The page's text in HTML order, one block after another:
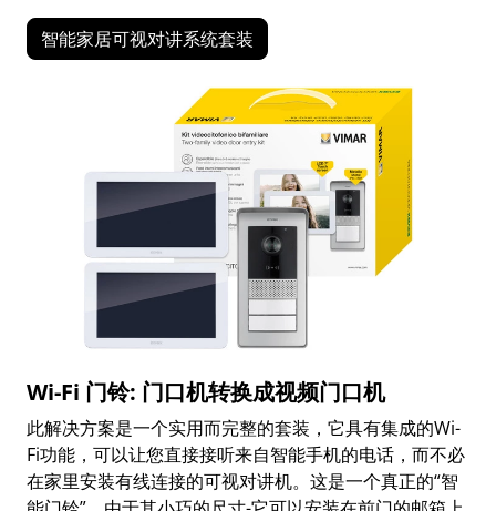
智能家居可视对讲系统套装
Wi-Fi 门铃: 门口机转换成视频门口机
此解决方案是一个实用而完整的套装，它具有集成的Wi-
Fi功能，可以让您直接接听来自智能手机的电话，而不必
在家里安装有线连接的可视对讲机。这是一个真正的“智